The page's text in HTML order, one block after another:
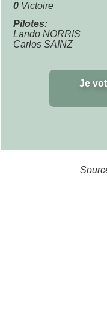
0 Victoire
Pilotes:
Lando NORRIS
Carlos SAINZ
Je